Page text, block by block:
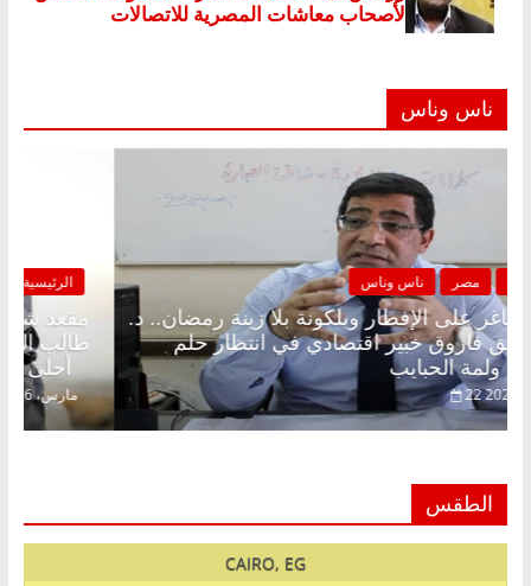
ناس وناس
الرئيسية مصر ناس وناس
مقعد شاغر على الإفطار وبلكونة بلا زينة رمضان.. د.
عبدالخالق فاروق خبير اقتصادي في انتظار حلم
الحرية ولمة الحبايب
22 فبراير، 2026
الطقس
CAIRO, EG